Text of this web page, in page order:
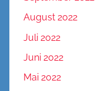
August 2022
Juli 2022
Juni 2022
Mai 2022